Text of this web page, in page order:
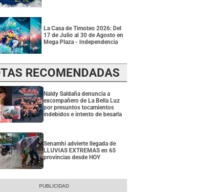
La Casa de Timoteo 2026: Del
17 de Julio al 30 de Agosto en
Mega Plaza - Independencia
RECOMENDADAS
Naldy Saldaña denuncia a
excompañero de La Bella Luz
por presuntos tocamientos
indebidos e intento de besarla
Senamhi advierte llegada de
LLUVIAS EXTREMAS en 65
provincias desde HOY